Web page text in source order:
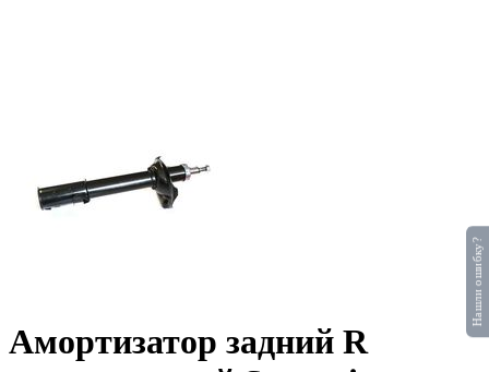
Амортизатор задний R
Нашли ошибку?